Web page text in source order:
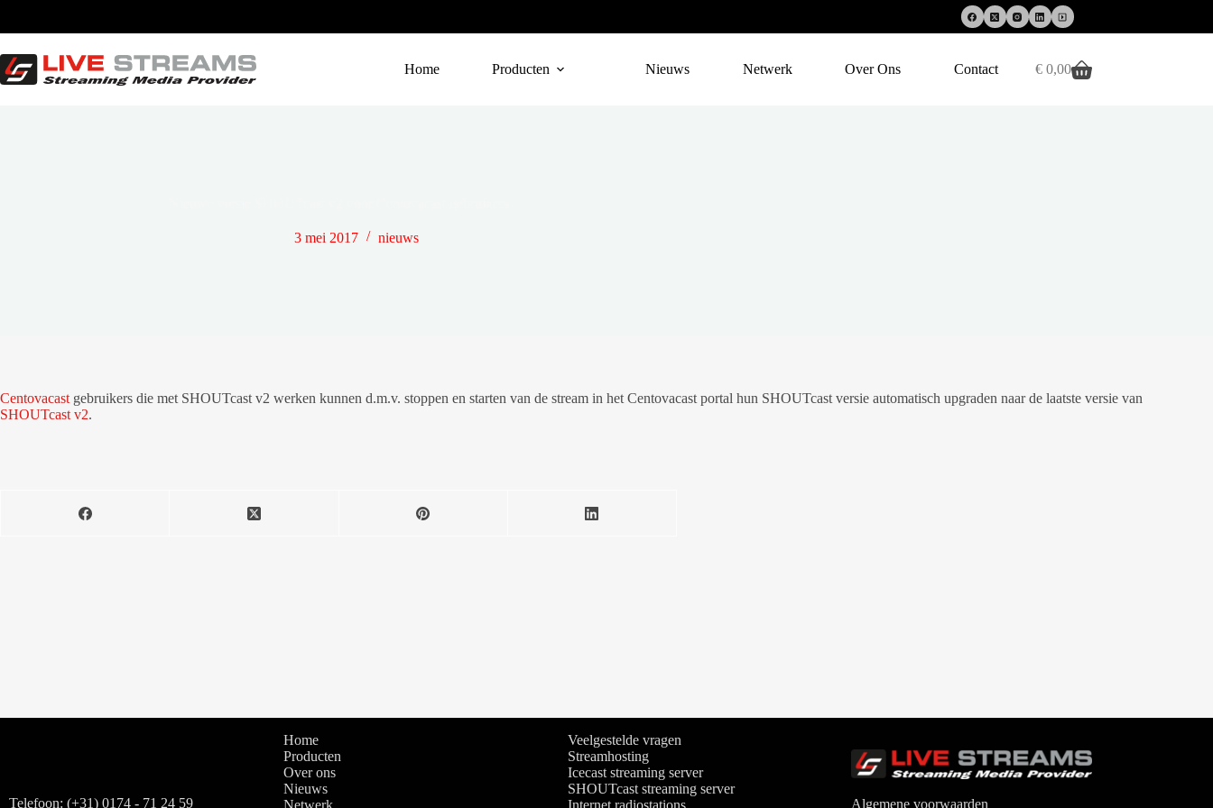
inhoud
Home
Producten Nieuws Netwerk Over Ons Contact Winkelwagen
€0,00
3 mei 2017 nieuws
Centovacast gebruikers die met SHOUTcast v2 werken kunnen d.m.v. stoppen en starten van de stream in het Centovacast portal hun SHOUTcast versie automatisch upgraden naar de laatste versie van
SHOUTcast v2.
Telefoon: (+31) 0174 - 71 24 59
Home
Producten
Over ons
Nieuws
Veelgestelde vragen
Streamhosting
Icecast streaming server
SHOUTcast streaming server
Algemene voorwaarden